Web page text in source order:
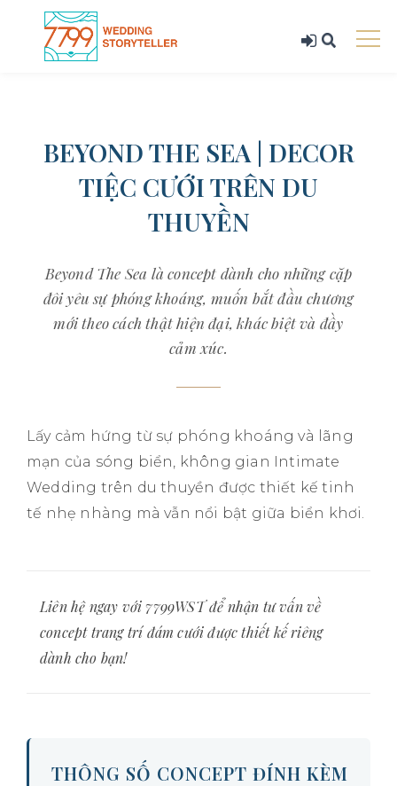
BEYOND THE SEA | DECOR
TIỆC CƯỚI TRÊN DU
THUYỀN
Beyond The Sea là concept dành cho những cặp
đôi yêu sự phóng khoáng, muốn bắt đầu chương
mới theo cách thật hiện đại, khác biệt và đầy
cảm xúc.
Lấy cảm hứng từ sự phóng khoáng và lãng
mạn của sóng biển, không gian Intimate
Wedding trên du thuyền được thiết kế tinh
tế nhẹ nhàng mà vẫn nổi bật giữa biển khơi.
Liên hệ ngay với 7799WST để nhận tư vấn về
concept trang trí đám cưới được thiết kế riêng
dành cho bạn!
THÔNG SỐ CONCEPT ĐÍNH KÈM